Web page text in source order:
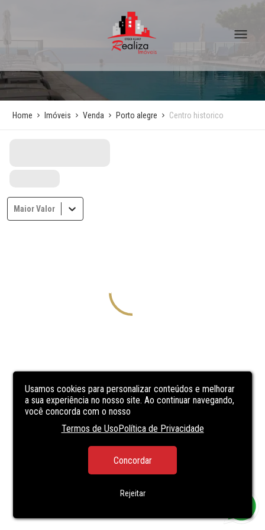
Usamos cookies para personalizar conteúdos e melhorar
a sua experiência no nosso site. Ao continuar navegando,
você concorda com o nosso
Termos de UsoPolítica de Privacidade
Concordar
Rejeitar
Home Imóveis Venda Porto alegre Centro historico
Maior Valor